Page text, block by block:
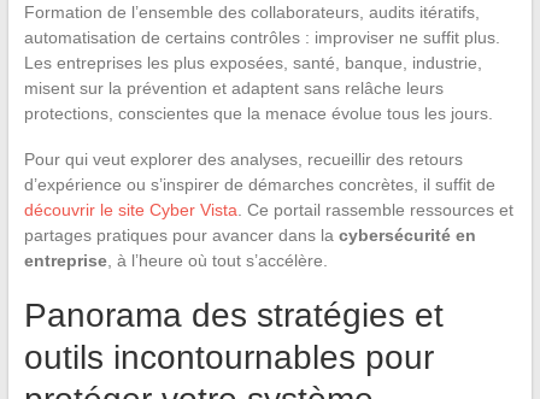
Formation de l’ensemble des collaborateurs, audits itératifs,
automatisation de certains contrôles : improviser ne suffit plus.
Les entreprises les plus exposées, santé, banque, industrie,
misent sur la prévention et adaptent sans relâche leurs
protections, conscientes que la menace évolue tous les jours.
Pour qui veut explorer des analyses, recueillir des retours
d’expérience ou s’inspirer de démarches concrètes, il suffit de
découvrir le site Cyber Vista . Ce portail rassemble ressources et
partages pratiques pour avancer dans la cybersécurité en
entreprise, à l’heure où tout s’accélère.
Panorama des stratégies et
outils incontournables pour